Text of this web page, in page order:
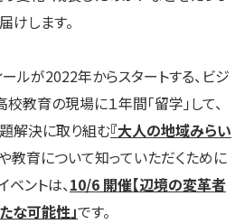
けします。
ルが2022年からスタートする、ビジ
教育の現場に１年間「留学」して、
解決に取り組む『大人の地域みらい
教育について知っていただくために
ベントは、10/6 開催【辺境の変革者
な可能性」です。